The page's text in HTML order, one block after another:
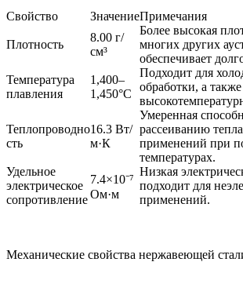
Свойство ЗначениеПримечания
Плотность
8.00 г/
см³
Более высокая
многих других
обеспечивает
Температура
плавления
1,400–
1,450°C
Подходит для
обработки, а
Теплопроводно
сть
16.3 Вт/
м·К
Умеренная
рассеиванию
применений при
температурах.
Удельное
электрическое
сопротивление
7.4×10⁻⁷
Ом·м
Низкая
подходит для
применений.
Механические свойства нержавеющей